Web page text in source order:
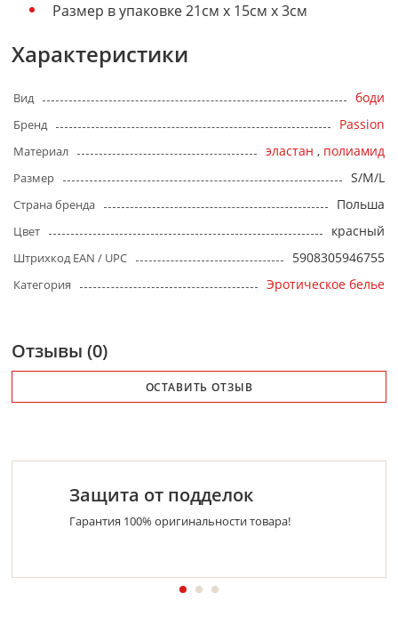
Размер в упаковке 21см х 15см х 3см
Характеристики
Вид боди
Бренд Passion
Материал эластан , полиамид
Размер S/M/L
Страна бренда Польша
Цвет красный
Штрихкод EAN / UPC 5908305946755
Категория Эротическое белье
Отзывы (0)
ОСТАВИТЬ ОТЗЫВ
Защита от подделок
Гарантия 100% оригинальности товара!